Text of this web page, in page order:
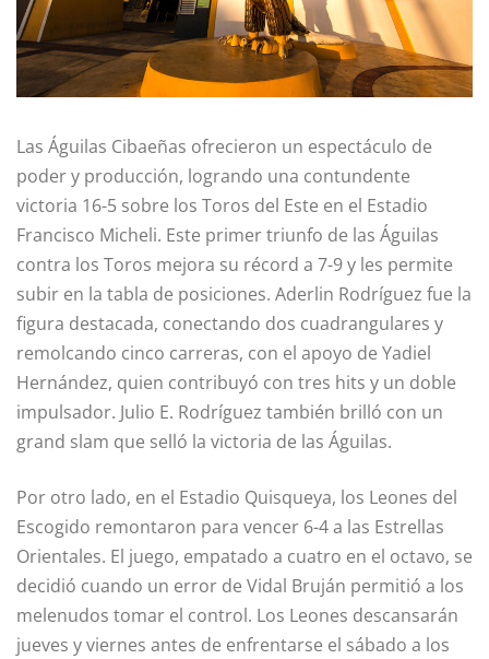
Las Águilas Cibaeñas ofrecieron un espectáculo de
poder y producción, logrando una contundente
victoria 16-5 sobre los Toros del Este en el Estadio
Francisco Micheli. Este primer triunfo de las Águilas
contra los Toros mejora su récord a 7-9 y les permite
subir en la tabla de posiciones. Aderlin Rodríguez fue la
figura destacada, conectando dos cuadrangulares y
remolcando cinco carreras, con el apoyo de Yadiel
Hernández, quien contribuyó con tres hits y un doble
impulsador. Julio E. Rodríguez también brilló con un
grand slam que selló la victoria de las Águilas.
Por otro lado, en el Estadio Quisqueya, los Leones del
Escogido remontaron para vencer 6-4 a las Estrellas
Orientales. El juego, empatado a cuatro en el octavo, se
decidió cuando un error de Vidal Bruján permitió a los
melenudos tomar el control. Los Leones descansarán
jueves y viernes antes de enfrentarse el sábado a los